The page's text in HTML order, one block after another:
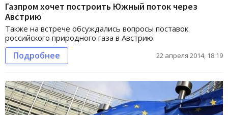
Газпром хочет построить Южный поток через
Австрию
Также на встрече обсуждались вопросы поставок
российского природного газа в Австрию.
Подробнее 22 апреля 2014, 18:19